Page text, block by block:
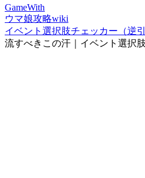
GameWith
ウマ娘攻略wiki
イベント選択肢チェッカー（逆
流すべきこの汗｜イベント選択